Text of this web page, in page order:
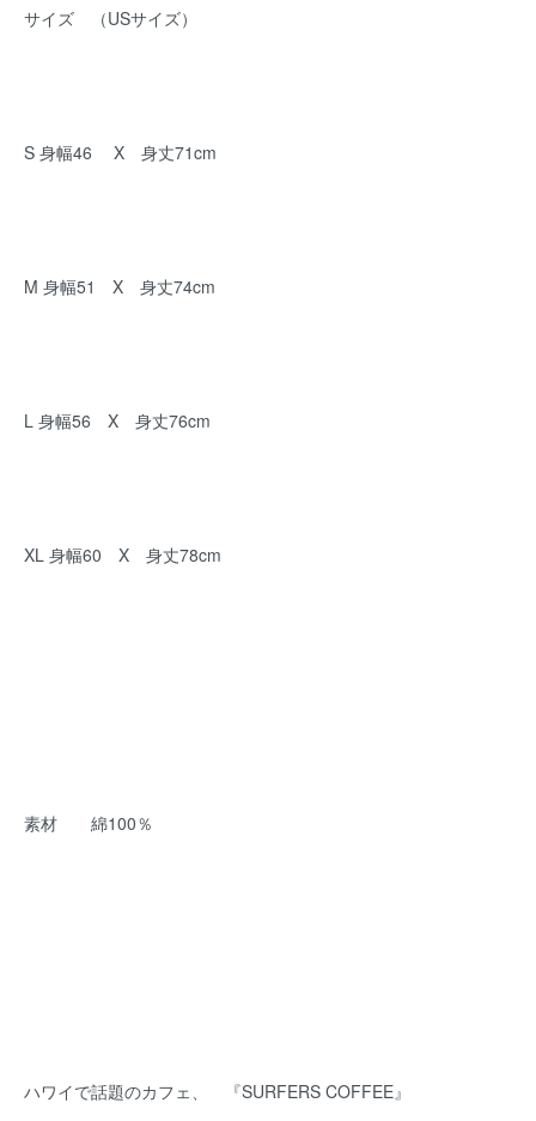
サイズ （USサイズ）
S 身幅46 X 身丈71cm
M 身幅51 X 身丈74cm
L 身幅56 X 身丈76cm
XL 身幅60 X 身丈78cm
素材 綿100％
ハワイで話題のカフェ、 『SURFERS COFFEE』